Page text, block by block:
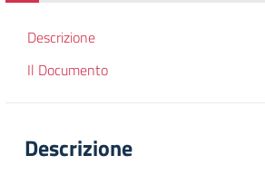
Descrizione
Il Documento
Descrizione